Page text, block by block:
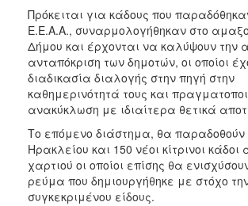
Πρόκειται για κάδους που
Ε.Ε.Α.Α., συναρμολογήθηκαν στο
Δήμου και έρχονται να καλύψουν την
ανταπόκριση των δημοτών, οι οποίοι
διαδικασία διαλογής στην πηγή στην
καθημερινότητά τους και
ανακύκλωση με ιδιαίτερα θετικά
Το επόμενο διάστημα, θα παραδοθούν
Ηρακλείου και 150 νέοι κίτρινοι
χαρτιού οι οποίοι επίσης θα
ρεύμα που δημιουργήθηκε με στόχο
συγκεκριμένου είδους.